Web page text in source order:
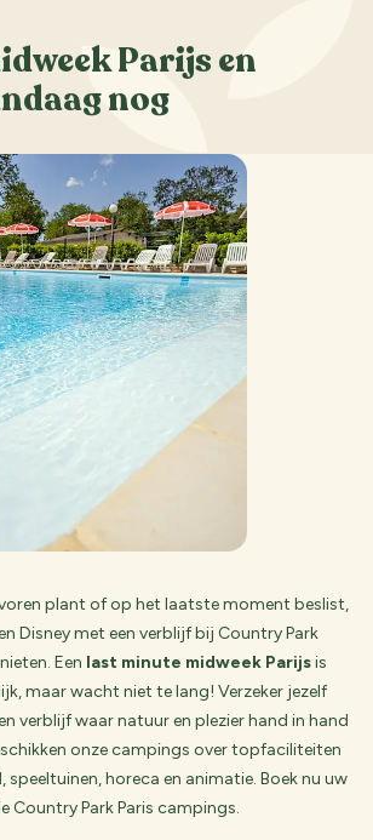
Parijs en
nog
plant of op het laatste moment beslist,
Disney met een verblijf bij Country Park
Een last minute midweek Parijsis
maar wacht niet te lang! Verzeker jezelf
verblijf waar natuur en plezier hand in hand
onze campings over topfaciliteiten
speeltuinen, horeca en animatie. Boek nu uw
Country Park Paris campings.